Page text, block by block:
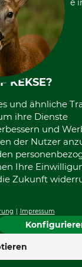
Datenschutz
International
Kooperationen
Alle
KEKSE?
und ähnliche
ihre Dienste
und
der Nutzer
Ihre
Zukunft
Impressum